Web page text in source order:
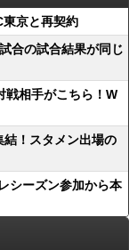
東京と再契約
合の試合結果が同じ
戦相手がこちら！W
結！スタメン出場の
シーズン参加から本